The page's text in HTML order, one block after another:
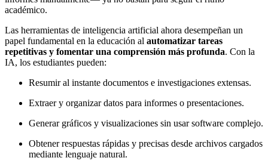
académico.
Las herramientas de inteligencia artificial ahora desempeñan un
papel fundamental en la educación al automatizar tareas
repetitivas y fomentar una comprensión más profunda. Con la
IA, los estudiantes pueden:
Resumir al instante documentos e investigaciones extensas.
Extraer y organizar datos para informes o presentaciones.
Generar gráficos y visualizaciones sin usar software complejo.
Obtener respuestas rápidas y precisas desde archivos cargados
mediante lenguaje natural.